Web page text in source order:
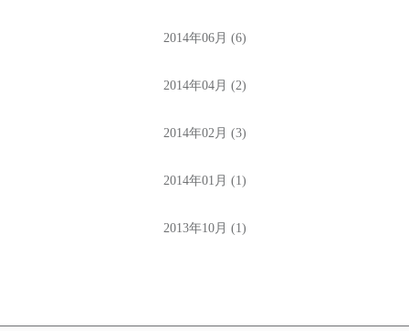
2014年06月 (6)
2014年04月 (2)
2014年02月 (3)
2014年01月 (1)
2013年10月 (1)